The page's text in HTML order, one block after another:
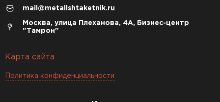
mail@metallshtaketnik.ru
Москва, улица Плеханова, 4А, Бизнес-центр
"Тамрон"
Карта сайта
Политика конфиденциальности